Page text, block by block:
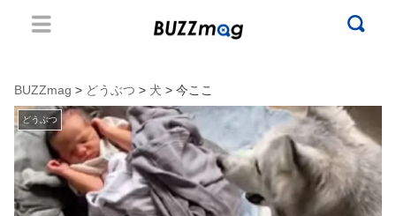
BUZZmag > どうぶつ > 犬 > 今ここ
どうぶつ